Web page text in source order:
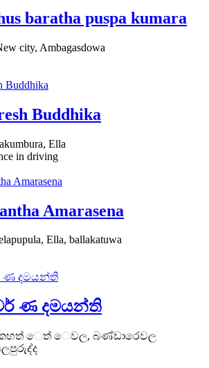
baratha puspa kumara
city, Ambagasdowa
Buddhika
Ella
in driving
Amarasena
Ella, ballakatuwa
ණ දමයන්ති
ෙත් ෙවල, බණ්ඩාරෙවල